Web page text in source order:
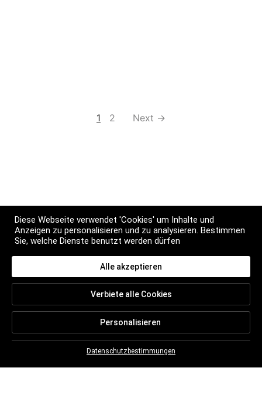
1 2 Next →
NEWSLETTER
Abonnieren Sie alle Neuigkeiten von Christian
Diese Webseite verwendet 'Cookies' um Inhalte und
Anzeigen zu personalisieren und zu analysieren. Bestimmen
Sie, welche Dienste benutzt werden dürfen
Alle akzeptieren
Verbiete alle Cookies
Personalisieren
Datenschutzbestimmungen